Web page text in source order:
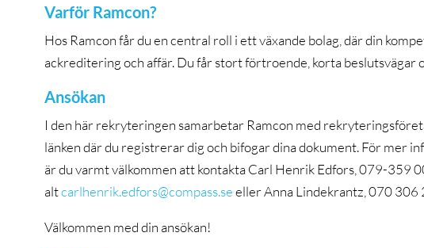
Varför Ramcon?
Hos Ramcon får du en central roll i ett växande bolag, där din
ackreditering och affär. Du får stort förtroende, korta beslutsvägar
Ansökan
I den här rekryteringen samarbetar Ramcon med
länken där du registrerar dig och bifogar dina dokument. För mer
är du varmt välkommen att kontakta Carl Henrik Edfors, 079-359
altcarlhenrik.edfors@compass.seeller Anna Lindekrantz, 070 306
Välkommen med din ansökan!